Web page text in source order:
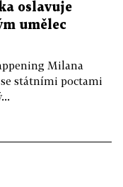
oslavuje
umělec
Milana
státními poctami